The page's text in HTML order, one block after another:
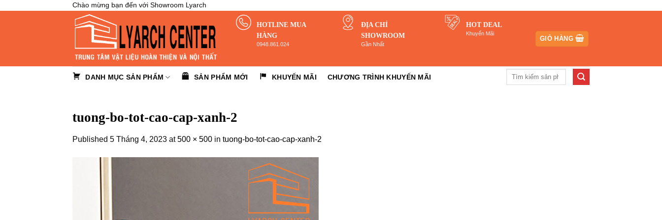
Chào mừng bạn đến với Showroom Lyarch
HOTLINE MUA
HÀNG
0948.861.024
ĐỊA CHỈ
SHOWROOM
Gần Nhất
HOT DEAL
Khuyến Mãi
GIỎ HÀNG
DANH MỤC SẢN PHẨM SẢN PHẨM MỚI KHUYẾN MÃI CHƯƠNG TRÌNH KHUYẾN MÃI
Tìm
tuong-bo-tot-cao-cap-xanh-2
Published 5 Tháng 4, 2023 at500 × 500 in tuong-bo-tot-cao-cap-xanh-2